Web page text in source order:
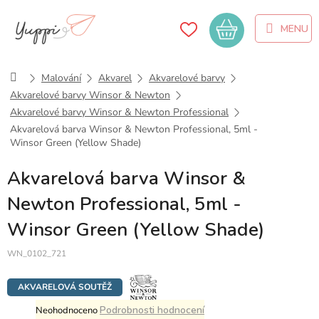
obsah
Nákupní
košík
DomůMalování Akvarel
Akvarelové barvy
Akvarelové barvy Winsor & Newton
Akvarelové barvy Winsor & Newton Professional
Akvarelová barva Winsor & Newton Professional, 5ml -
Winsor Green (Yellow Shade)
Akvarelová barva Winsor &
Newton Professional, 5ml -
Winsor Green (Yellow Shade)
WN_0102_721
AKVARELOVÁ SOUTĚŽ
Průměrné
NeohodnocenoPodrobnosti hodnocení